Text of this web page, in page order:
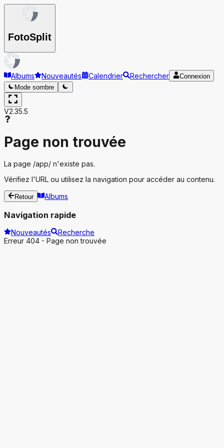
FotoSplit
Albums Nouveautés Calendrier Rechercher
Connexion
Mode sombre
V2.35.5
Page non trouvée
La page /app/ n'existe pas.
Vérifiez l'URL ou utilisez la navigation pour accéder au contenu.
Retour Albums
Navigation rapide
Nouveautés
Recherche
Erreur 404 - Page non trouvée